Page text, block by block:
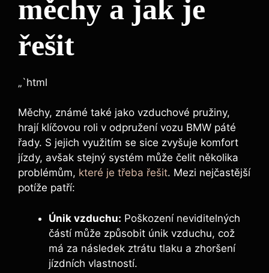
měchy a jak je
řešit
„`html
Měchy, známé také jako vzduchové pružiny,
hrají klíčovou roli v odpružení vozu BMW ‌páté
řady. S ⁢jejich využitím ⁣se sice zvyšuje komfort
jízdy, avšak stejný systém může čelit několika
problémům, které je třeba řešit. Mezi nejčastější
potíže patří:
Únik vzduchu: Poškození neviditelných
částí může způsobit únik⁢ vzduchu, což
má⁤ za následek ztrátu tlaku a zhoršení‌
jízdních vlastností.